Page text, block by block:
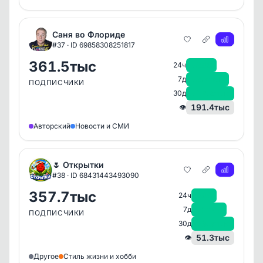
Саня во Флориде
#37 · ID 69858308251817
361.5тыс
ПОДПИСЧИКИ
24ч
7д
30д
👁 191.4тыс
Авторский Новости и СМИ
🌷 Открытки
#38 · ID 68431443493090
357.7тыс
ПОДПИСЧИКИ
24ч
7д
30д
👁 51.3тыс
Другое Стиль жизни и хобби